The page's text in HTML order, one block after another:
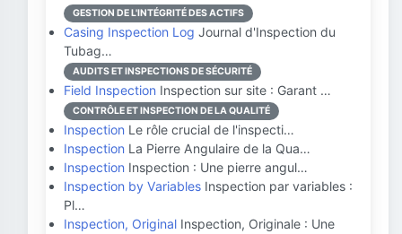
GESTION DE L'INTÉGRITÉ DES ACTIFS
Casing Inspection Log Journal d'Inspection du
Tubag…
AUDITS ET INSPECTIONS DE SÉCURITÉ
Field Inspection Inspection sur site : Garant …
CONTRÔLE ET INSPECTION DE LA QUALITÉ
Inspection Le rôle crucial de l'inspecti…
Inspection La Pierre Angulaire de la Qua…
Inspection Inspection : Une pierre angul…
Inspection by Variables Inspection par variables :
Pl…
Inspection, Original Inspection, Originale : Une